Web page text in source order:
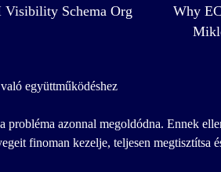
Visibility Schema Org
Why
együttműködéshez
probléma azonnal megoldódna. Ennek
finoman kezelje, teljesen megtisztítsa